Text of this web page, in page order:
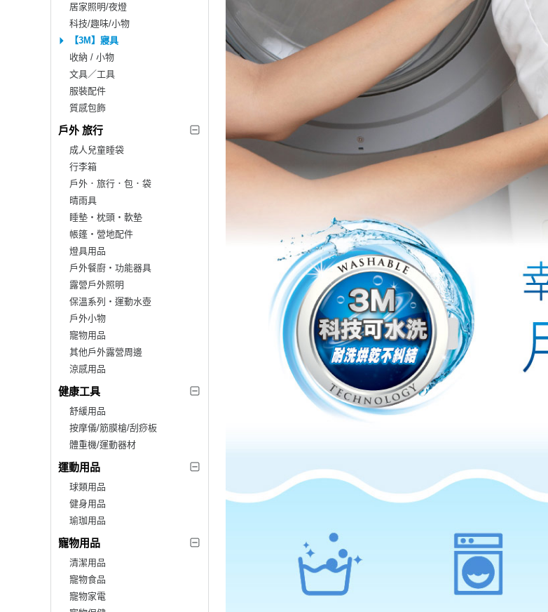
居家照明/夜燈
科技/趣味/小物
【3M】寢具
收納 / 小物
文具／工具
服裝配件
質感包飾
戶外 旅行
成人兒童睡袋
行李箱
戶外．旅行．包．袋
晴雨具
睡墊‧枕頭‧軟墊
帳篷‧營地配件
燈具用品
戶外餐廚‧功能器具
露營戶外照明
保溫系列‧運動水壺
戶外小物
寵物用品
其他戶外露營周邊
涼感用品
健康工具
舒緩用品
按摩儀/筋膜槍/刮痧板
體重機/運動器材
運動用品
球類用品
健身用品
瑜珈用品
寵物用品
清潔用品
寵物食品
寵物家電